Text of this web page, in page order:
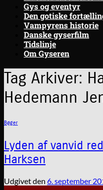
Gys og eventyr
Den gotiske
Vampyrens historie
Danske gyserfilm
Tidslinje
Om Gyseren
Tag Arkiver:
Hedemann
Bøger
Lyden af vanvid
Harksen
Udgivet den 6. september